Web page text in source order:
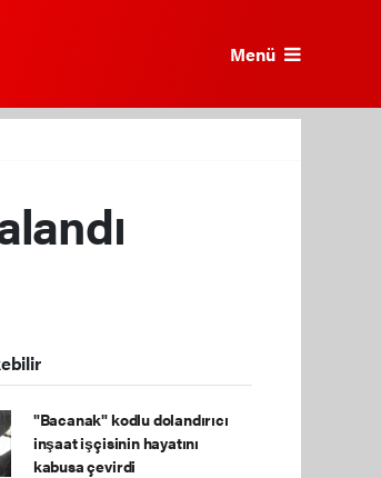
Menü
"Bacanak" kodlu dolandırıcı
inşaat işçisinin hayatını
kabusa çevirdi